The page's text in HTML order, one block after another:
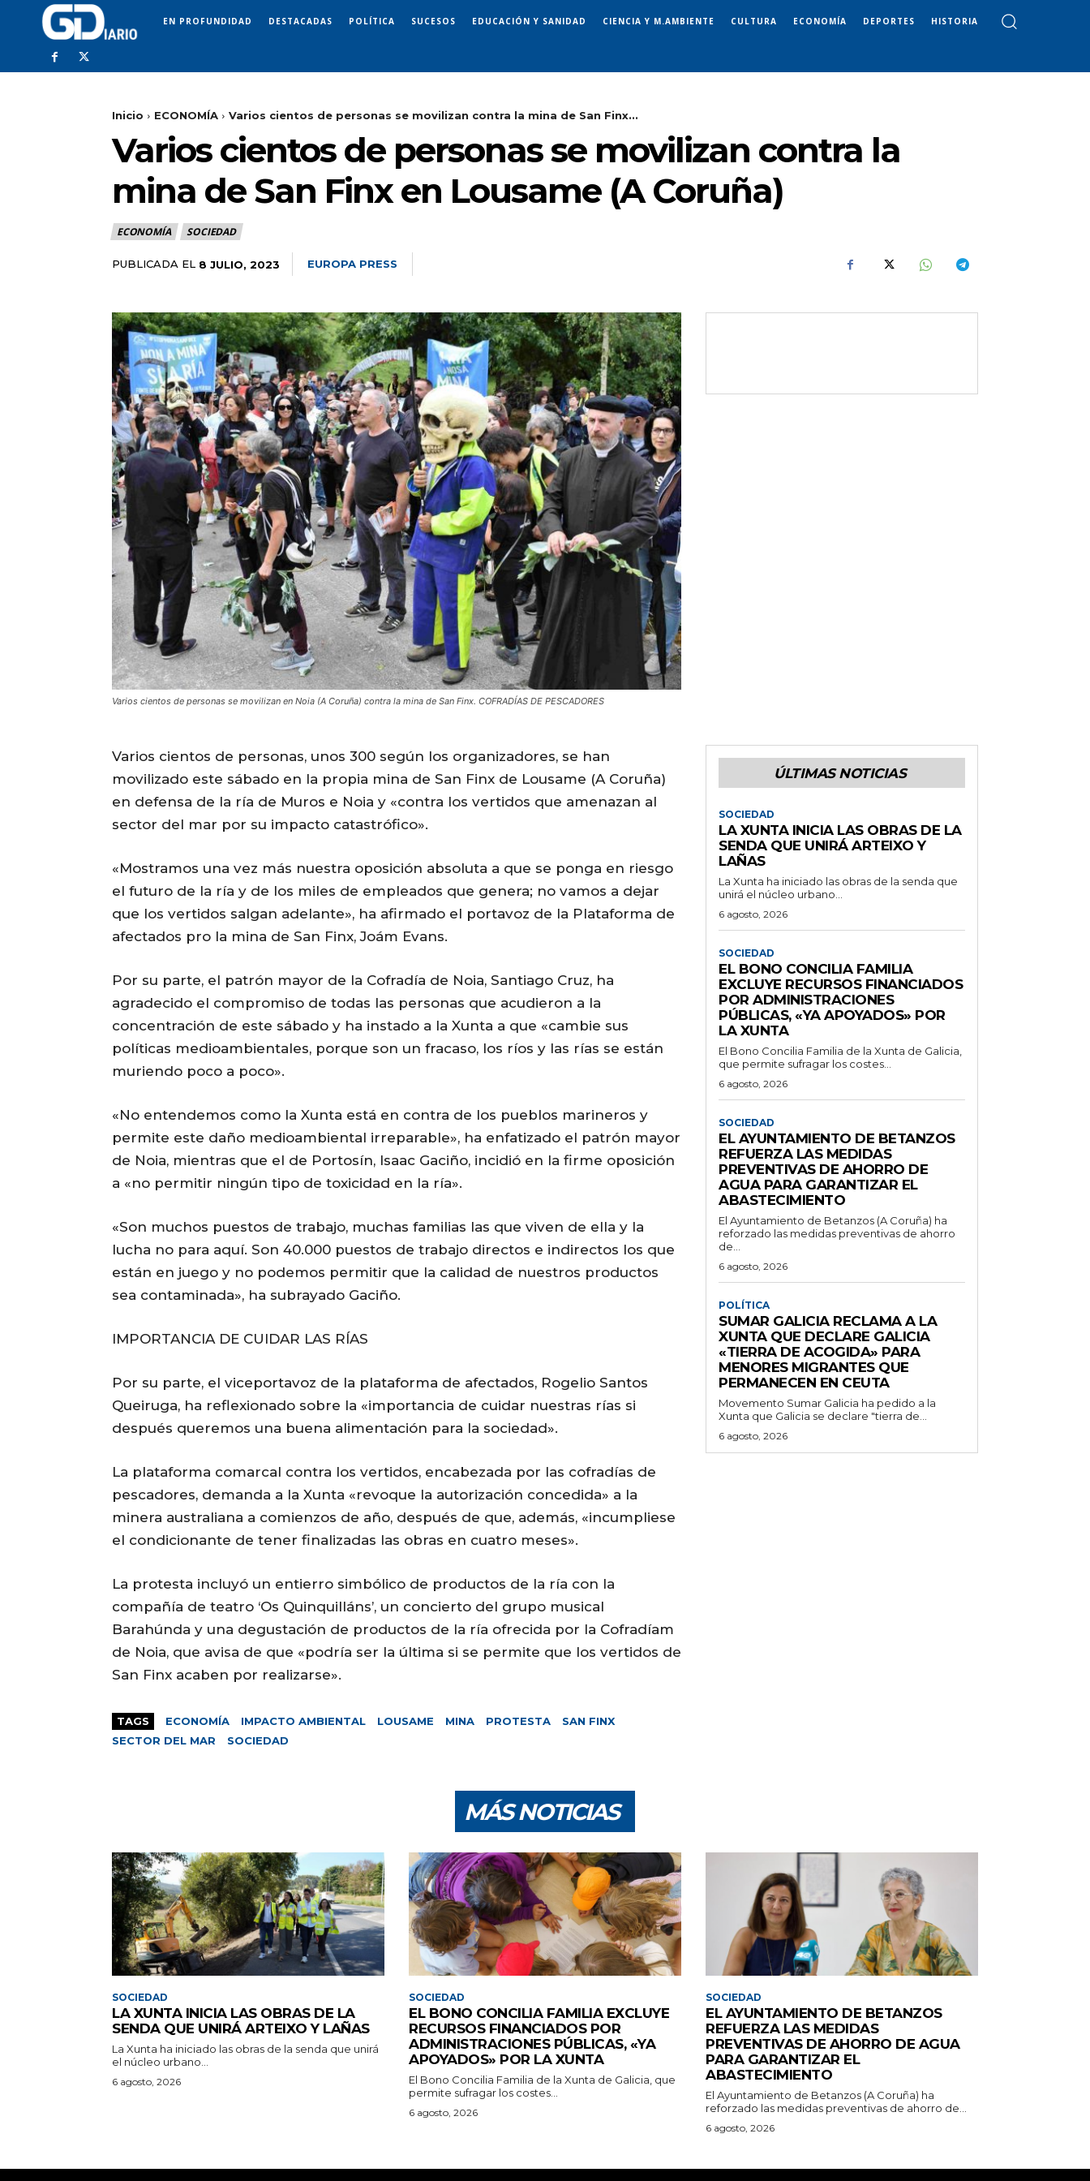
EN PROFUNDIDAD DESTACADAS POLÍTICA SUCESOS EDUCACIÓN Y SANIDAD CIENCIA Y M.AMBIENTE CULTURA ECONOMÍA DEPORTES HISTORIA
Inicio ECONOMÍA Varios cientos de personas se movilizan contra la mina de San Finx...
Varios cientos de personas se movilizan contra la
mina de San Finx en Lousame (A Coruña)
ECONOMÍA SOCIEDAD
PUBLICADA EL 8 JULIO, 2023 EUROPA PRESS
Varios cientos de personas se movilizan en Noia (A Coruña) contra la mina de San Finx. COFRADÍAS DE PESCADORES
Varios cientos de personas, unos 300 según los organizadores, se han
movilizado este sábado en la propia mina de San Finx de Lousame (A Coruña)
en defensa de la ría de Muros e Noia y «contra los vertidos que amenazan al
sector del mar por su impacto catastrófico».
«Mostramos una vez más nuestra oposición absoluta a que se ponga en riesgo
el futuro de la ría y de los miles de empleados que genera; no vamos a dejar
que los vertidos salgan adelante», ha afirmado el portavoz de la Plataforma de
afectados pro la mina de San Finx, Joám Evans.
Por su parte, el patrón mayor de la Cofradía de Noia, Santiago Cruz, ha
agradecido el compromiso de todas las personas que acudieron a la
concentración de este sábado y ha instado a la Xunta a que «cambie sus
políticas medioambientales, porque son un fracaso, los ríos y las rías se están
muriendo poco a poco».
«No entendemos como la Xunta está en contra de los pueblos marineros y
permite este daño medioambiental irreparable», ha enfatizado el patrón mayor
de Noia, mientras que el de Portosín, Isaac Gaciño, incidió en la firme oposición
a «no permitir ningún tipo de toxicidad en la ría».
«Son muchos puestos de trabajo, muchas familias las que viven de ella y la
lucha no para aquí. Son 40.000 puestos de trabajo directos e indirectos los que
están en juego y no podemos permitir que la calidad de nuestros productos
sea contaminada», ha subrayado Gaciño.
IMPORTANCIA DE CUIDAR LAS RÍAS
Por su parte, el viceportavoz de la plataforma de afectados, Rogelio Santos
Queiruga, ha reflexionado sobre la «importancia de cuidar nuestras rías si
después queremos una buena alimentación para la sociedad».
La plataforma comarcal contra los vertidos, encabezada por las cofradías de
pescadores, demanda a la Xunta «revoque la autorización concedida» a la
minera australiana a comienzos de año, después de que, además, «incumpliese
el condicionante de tener finalizadas las obras en cuatro meses».
La protesta incluyó un entierro simbólico de productos de la ría con la
compañía de teatro ‘Os Quinquilláns’, un concierto del grupo musical
Barahúnda y una degustación de productos de la ría ofrecida por la Cofradíam
de Noia, que avisa de que «podría ser la última si se permite que los vertidos de
San Finx acaben por realizarse».
TAGS ECONOMÍA IMPACTO AMBIENTAL LOUSAME MINA PROTESTA
SAN FINX
SECTOR DEL MAR
SOCIEDAD
ÚLTIMAS NOTICIAS
SOCIEDAD
LA XUNTA INICIA LAS OBRAS DE LA
SENDA QUE UNIRÁ ARTEIXO Y
LAÑAS
La Xunta ha iniciado las obras de la senda que
unirá el núcleo urbano...
6 agosto, 2026
SOCIEDAD
EL BONO CONCILIA FAMILIA
EXCLUYE RECURSOS FINANCIADOS
POR ADMINISTRACIONES
PÚBLICAS, «YA APOYADOS» POR
LA XUNTA
El Bono Concilia Familia de la Xunta de Galicia,
que permite sufragar los costes...
6 agosto, 2026
SOCIEDAD
EL AYUNTAMIENTO DE BETANZOS
REFUERZA LAS MEDIDAS
PREVENTIVAS DE AHORRO DE
AGUA PARA GARANTIZAR EL
ABASTECIMIENTO
El Ayuntamiento de Betanzos (A Coruña) ha
reforzado las medidas preventivas de ahorro
de...
6 agosto, 2026
POLÍTICA
SUMAR GALICIA RECLAMA A LA
XUNTA QUE DECLARE GALICIA
«TIERRA DE ACOGIDA» PARA
MENORES MIGRANTES QUE
PERMANECEN EN CEUTA
Movemento Sumar Galicia ha pedido a la
Xunta que Galicia se declare "tierra de...
6 agosto, 2026
MÁS NOTICIAS
SOCIEDAD
LA XUNTA INICIA LAS OBRAS DE LA
SENDA QUE UNIRÁ ARTEIXO Y LAÑAS
La Xunta ha iniciado las obras de la senda que unirá
el núcleo urbano...
6 agosto, 2026
SOCIEDAD
EL BONO CONCILIA FAMILIA EXCLUYE
RECURSOS FINANCIADOS POR
ADMINISTRACIONES PÚBLICAS, «YA
APOYADOS» POR LA XUNTA
El Bono Concilia Familia de la Xunta de Galicia, que
permite sufragar los costes...
6 agosto, 2026
SOCIEDAD
EL AYUNTAMIENTO DE BETANZOS
REFUERZA LAS MEDIDAS
PREVENTIVAS DE AHORRO DE AGUA
PARA GARANTIZAR EL
ABASTECIMIENTO
El Ayuntamiento de Betanzos (A Coruña) ha
reforzado las medidas preventivas de ahorro de...
6 agosto, 2026